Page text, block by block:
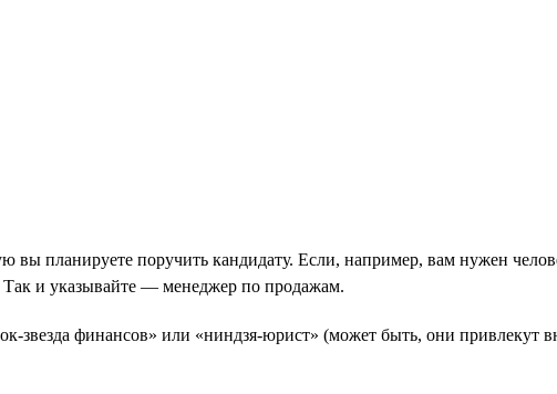
вы планируете поручить кандидату. Если, например, вам нужен
и указывайте — менеджер по продажам.
звезда финансов» или «ниндзя-юрист» (может быть, они привлекут